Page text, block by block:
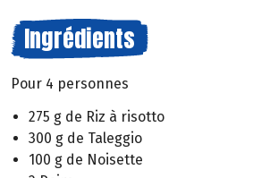
Ingrédients
Pour 4 personnes
275 g de Riz à risotto
300 g de Taleggio
100 g de Noisette